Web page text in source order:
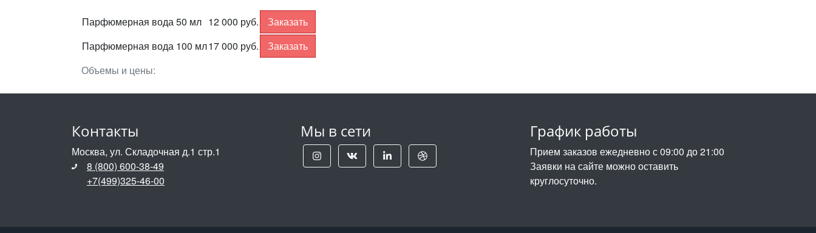
Объемы и цены:
Парфюмерная вода 50 мл 12 000 руб.
Заказать
Парфюмерная вода 100 мл17 000 руб. Заказать
Контакты
Москва, ул. Складочная д.1 стр.1
8 (800) 600-38-49
+7(499)325-46-00
Мы в сети График работы
Прием заказов ежедневно с 09:00 до 21:00
Заявки на сайте можно оставить
круглосуточно.